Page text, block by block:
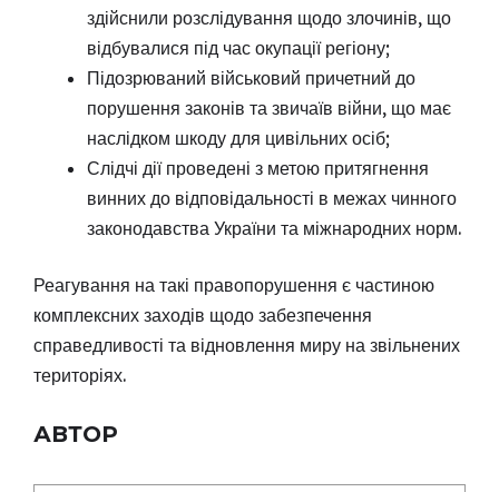
здійснили розслідування щодо злочинів, що
відбувалися під час окупації регіону;
Підозрюваний військовий причетний до
порушення законів та звичаїв війни, що має
наслідком шкоду для цивільних осіб;
Слідчі дії проведені з метою притягнення
винних до відповідальності в межах чинного
законодавства України та міжнародних норм.
Реагування на такі правопорушення є частиною
комплексних заходів щодо забезпечення
справедливості та відновлення миру на звільнених
територіях.
АВТОР